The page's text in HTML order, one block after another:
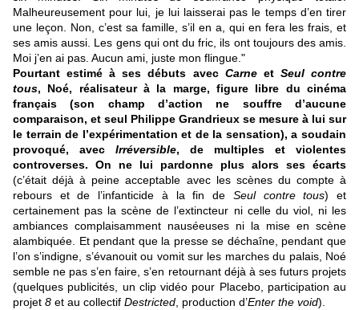
Malheureusement pour lui, je lui laisserai pas le temps d’en tirer
une leçon. Non, c’est sa famille, s’il en a, qui en fera les frais, et
ses amis aussi. Les gens qui ont du fric, ils ont toujours des amis.
Moi j’en ai pas. Aucun ami, juste mon flingue."
Pourtant estimé à ses débuts avec Carne et Seul contre
tous, Noé, réalisateur à la marge, figure libre du cinéma
français (son champ d’action ne souffre d’aucune
comparaison, et seul Philippe Grandrieux se mesure à lui sur
le terrain de l’expérimentation et de la sensation), a soudain
provoqué, avec Irréversible, de multiples et violentes
controverses. On ne lui pardonne plus alors ses écarts
(c’était déjà à peine acceptable avec les scènes du compte à
rebours et de l’infanticide à la fin de Seul contre tous) et
certainement pas la scène de l’extincteur ni celle du viol, ni les
ambiances complaisamment nauséeuses ni la mise en scène
alambiquée. Et pendant que la presse se déchaîne, pendant que
l’on s’indigne, s’évanouit ou vomit sur les marches du palais, Noé
semble ne pas s’en faire, s’en retournant déjà à ses futurs projets
(quelques publicités, un clip vidéo pour Placebo, participation au
projet 8 et au collectif Destricted , production d’Enter the void).